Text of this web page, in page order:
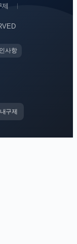
제
사항
구제